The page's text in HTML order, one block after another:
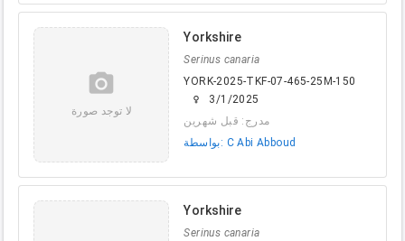
camera_alt
لا توجد صورة
Yorkshire
Serinus canaria
YORK-2025-TKF-07-465-25M-150
female
3/1/2025
مدرج: قبل شهرين
بواسطة: C Abi Abboud
Yorkshire
Serinus canaria